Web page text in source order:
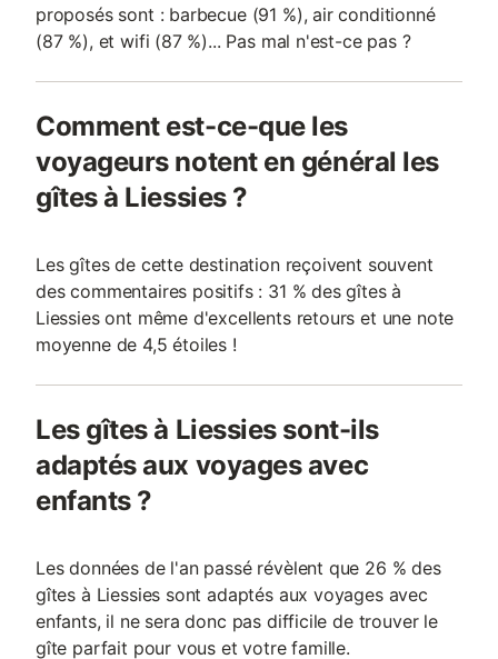
proposés sont : barbecue (91 %), air conditionné
(87 %), et wifi (87 %)... Pas mal n'est-ce pas ?
Comment est-ce-que les
voyageurs notent en général les
gîtes à Liessies ?
Les gîtes de cette destination reçoivent souvent
des commentaires positifs : 31 % des gîtes à
Liessies ont même d'excellents retours et une note
moyenne de 4,5 étoiles !
Les gîtes à Liessies sont-ils
adaptés aux voyages avec
enfants ?
Les données de l'an passé révèlent que 26 % des
gîtes à Liessies sont adaptés aux voyages avec
enfants, il ne sera donc pas difficile de trouver le
gîte parfait pour vous et votre famille.